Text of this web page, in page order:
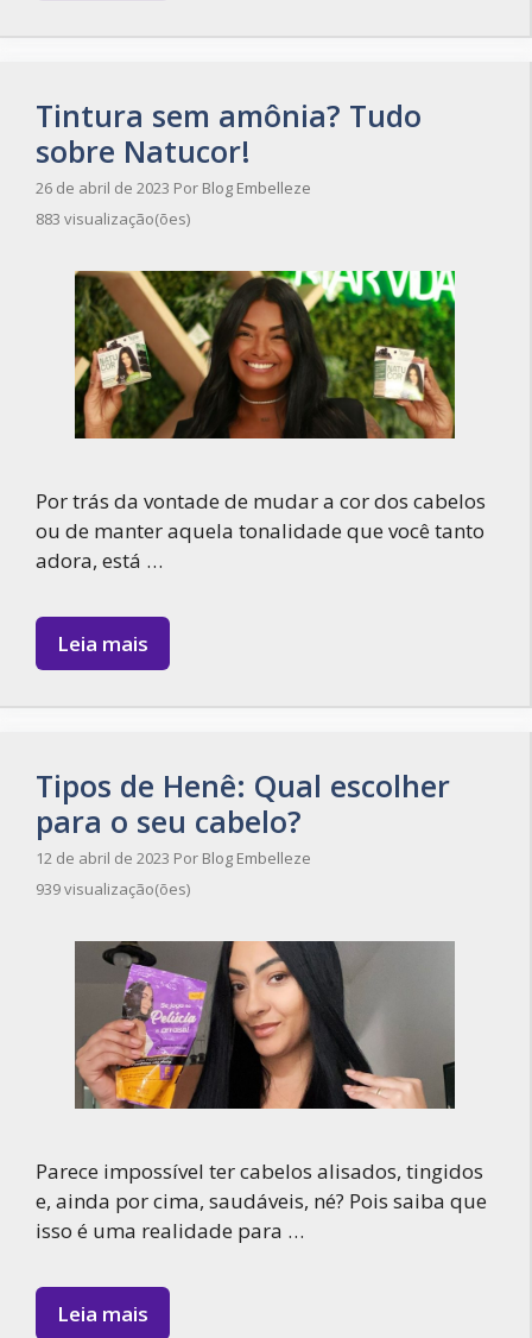
Tintura sem amônia? Tudo
sobre Natucor!
26 de abril de 2023 Por Blog Embelleze
883 visualização(ões)
Por trás da vontade de mudar a cor dos cabelos
ou de manter aquela tonalidade que você tanto
adora, está …
Leia mais
Tipos de Henê: Qual escolher
para o seu cabelo?
12 de abril de 2023 Por Blog Embelleze
939 visualização(ões)
Parece impossível ter cabelos alisados, tingidos
e, ainda por cima, saudáveis, né? Pois saiba que
isso é uma realidade para …
Leia mais